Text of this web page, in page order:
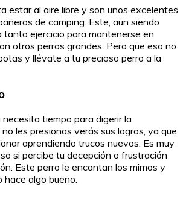
estar al aire libre y son unos excelentes
de camping. Este, aun siendo
tanto ejercicio para mantenerse en
otros perros grandes. Pero que eso no
y llévate a tu precioso perro a la
tiempo para digerir la
les presionas verás sus logros, ya que
aprendiendo trucos nuevos. Es muy
si percibe tu decepción o frustración
Este perro le encantan los mimos y
algo bueno.